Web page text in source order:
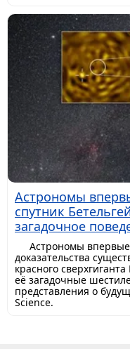
Астрономы
спутник
загадочное
Астрономы
доказательства
красного
её загадочные
представления о
Science.